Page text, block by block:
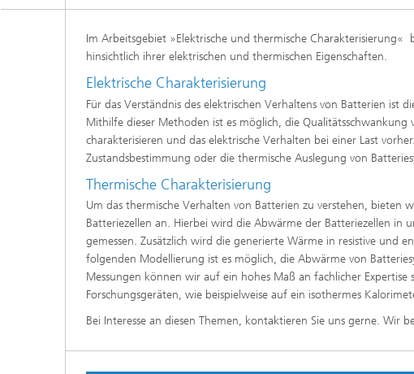
Im Arbeitsgebiet »Elektrische und thermische
hinsichtlich ihrer elektrischen und thermischen Eigenschaften.
Elektrische Charakterisierung
Für das Verständnis des elektrischen Verhaltens von Batterien
Mithilfe dieser Methoden ist es möglich, die
charakterisieren und das elektrische Verhalten bei einer Last
Zustandsbestimmung oder die thermische Auslegung von
Thermische Charakterisierung
Um das thermische Verhalten von Batterien zu verstehen, bieten
Batteriezellen an. Hierbei wird die Abwärme der Batteriezellen in
gemessen. Zusätzlich wird die generierte Wärme in resistive und
folgenden Modellierung ist es möglich, die Abwärme von
Messungen können wir auf ein hohes Maß an fachlicher
Forschungsgeräten, wie beispielweise auf ein isothermes
Bei Interesse an diesen Themen, kontaktieren Sie uns gerne. Wir